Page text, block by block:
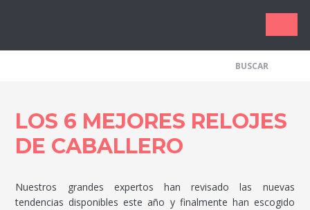
Los
LOS 6 MEJORES RELOJES
DE CABALLERO
Nuestros grandes expertos han revisado las nuevas
tendencias disponibles este año y finalmente han escogido